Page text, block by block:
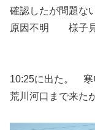
確認したが問題な
原因不明 様子見
10:25に出た。 寒
荒川河口まで来た